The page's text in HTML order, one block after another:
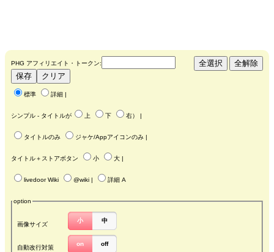
PHG アフィリエイト・トークン:
標準 詳細
シンプル - タイトルが 上 下 右） |
タイトルのみ ジャケ/Appアイコンのみ
タイトル＋ストアボタン 小 大
livedoor Wiki @wiki 詳細 A
option
画像サイズ
小 中
自動改行対策
on off